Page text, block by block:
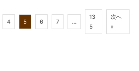
4 5 6 7 …
13
5
次へ
»